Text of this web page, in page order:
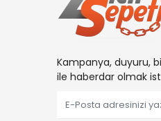
Kampanya, duyuru,
ile haberdar olmak